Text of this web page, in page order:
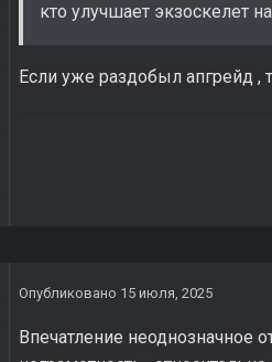
кто улучшает экзоскелет
Если уже раздобыл апгрейд ,
Опубликовано 15 июля, 2025
Впечатление неоднозначное